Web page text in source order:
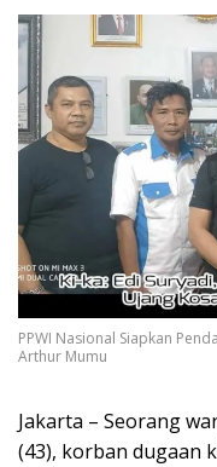
PPWI Nasional Siapkan
Arthur Mumu
Jakarta – Seorang
(43), korban dugaan